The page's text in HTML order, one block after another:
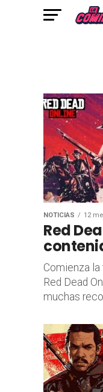
NOTICIAS 12
Red
Comienza
Red Dead
muchas